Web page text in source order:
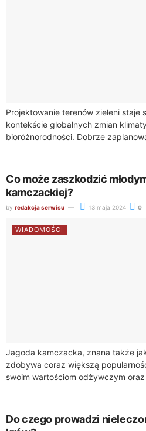
Projektowanie terenów zieleni staje
kontekście globalnych zmian
bioróżnorodności. Dobrze
Co może zaszkodzić
kamczackiej?
by redakcja serwisu 13 maja 2024 0
WIADOMOŚCI
Jagoda kamczacka, znana także
zdobywa coraz większą
swoim wartościom odżywczym
Do czego prowadzi